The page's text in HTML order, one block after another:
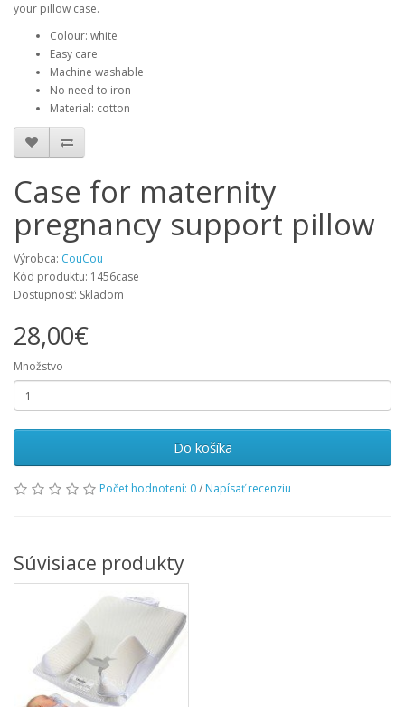
your pillow case.
Colour: white
Easy care
Machine washable
No need to iron
Material: cotton
Case for maternity
pregnancy support pillow
Výrobca: CouCou
Kód produktu: 1456case
Dostupnosť: Skladom
28,00€
Množstvo
Do košíka
Počet hodnotení: 0/ Napísať recenziu
Súvisiace produkty